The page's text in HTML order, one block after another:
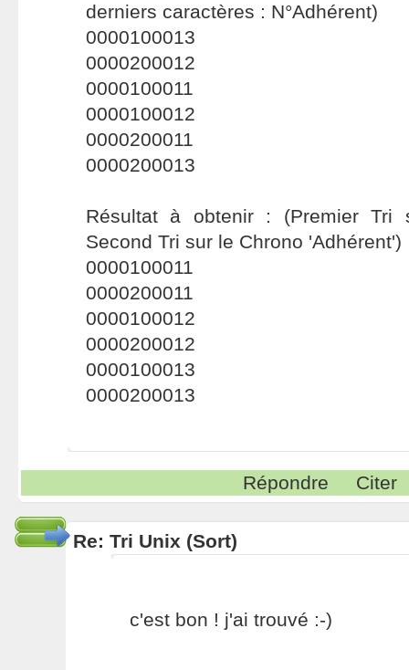
derniers caractères : N°Adhérent)
0000100013
0000200012
0000100011
0000100012
0000200011
0000200013
Résultat à obtenir : (Premier Tri
Second Tri sur le Chrono 'Adhérent')
0000100011
0000200011
0000100012
0000200012
0000100013
0000200013
Répondre Citer
Re: Tri Unix (Sort)
c'est bon ! j'ai trouvé :-)